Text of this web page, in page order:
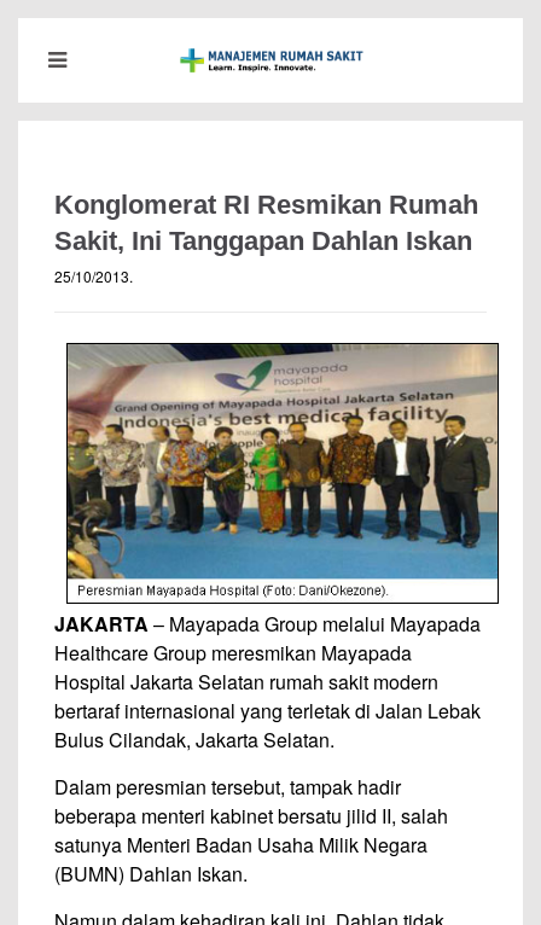
Konglomerat RI Resmikan Rumah
Sakit, Ini Tanggapan Dahlan Iskan
25/10/2013.
JAKARTA – Mayapada Group melalui Mayapada
Healthcare Group meresmikan Mayapada
Hospital Jakarta Selatan rumah sakit modern
bertaraf internasional yang terletak di Jalan Lebak
Bulus Cilandak, Jakarta Selatan.
Dalam peresmian tersebut, tampak hadir
beberapa menteri kabinet bersatu jilid II, salah
satunya Menteri Badan Usaha Milik Negara
(BUMN) Dahlan Iskan.